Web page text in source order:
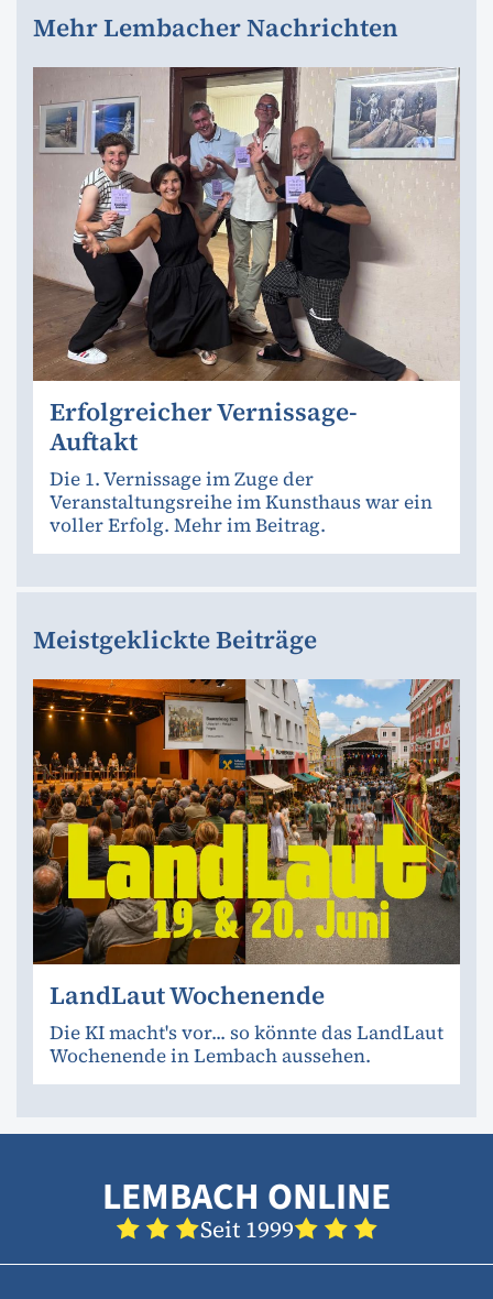
Mehr Lembacher Nachrichten
Erfolgreicher Vernissage-
Auftakt
Die 1. Vernissage im Zuge der
Veranstaltungsreihe im Kunsthaus war ein
voller Erfolg. Mehr im Beitrag.
Meistgeklickte Beiträge
LandLaut Wochenende
Die KI macht's vor... so könnte das LandLaut
Wochenende in Lembach aussehen.
LEMBACH ONLINE
Seit 1999